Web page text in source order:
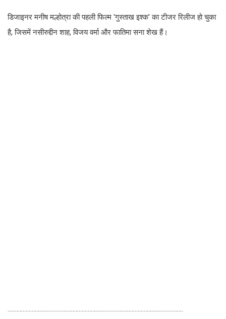
डिजाइनर मनीष मल्होत्रा की पहली फिल्म 'गुस्ताख इश्क' का टीजर रिलीज हो चुका
है, जिसमें नसीरुद्दीन शाह, विजय वर्मा और फातिमा सना शेख हैं।
....................................................................................................................